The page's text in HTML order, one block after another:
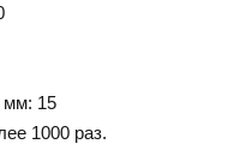
мм: 15
1000 раз.